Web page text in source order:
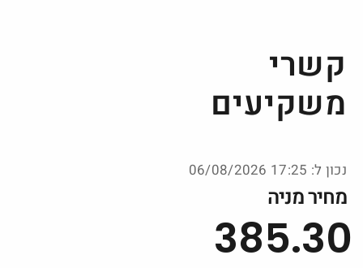
קשרי
משקיעים
נכון ל: 17:25 06/08/2026
מחיר מניה
385.30